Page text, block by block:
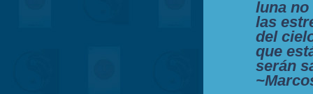
luna no
las
del
que
serán